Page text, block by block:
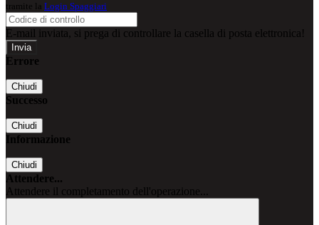
tramite la Login Spaggiari
E-mail inviata, si prega di controllare la casella di posta elettronica!
Errore
Chiudi
Successo
Chiudi
Informazione
Chiudi
Attendere...
Attendere il completamento dell'operazione...